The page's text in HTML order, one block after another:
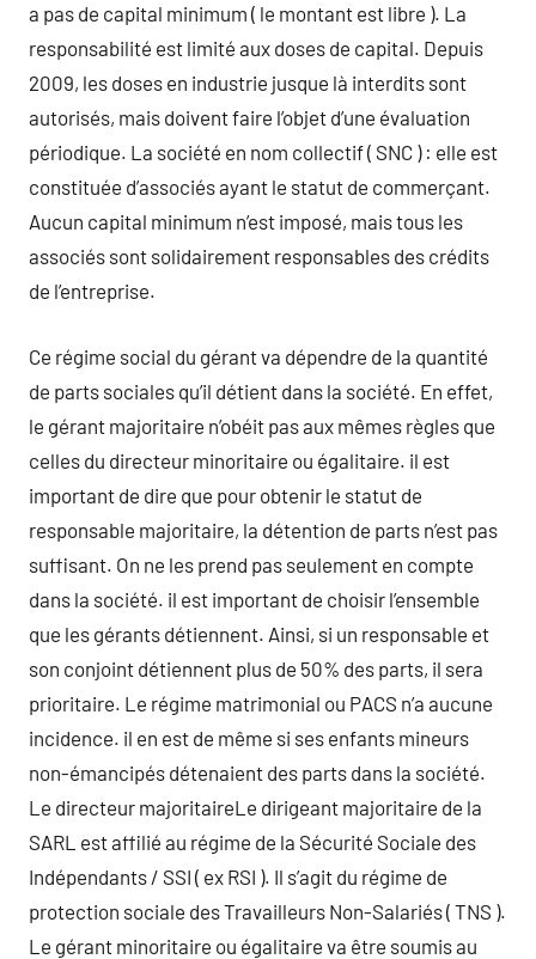
a pas de capital minimum ( le montant est libre ). La
responsabilité est limité aux doses de capital. Depuis
2009, les doses en industrie jusque là interdits sont
autorisés, mais doivent faire l’objet d’une évaluation
périodique. La société en nom collectif ( SNC ) : elle est
constituée d’associés ayant le statut de commerçant.
Aucun capital minimum n’est imposé, mais tous les
associés sont solidairement responsables des crédits
de l’entreprise.
Ce régime social du gérant va dépendre de la quantité
de parts sociales qu’il détient dans la société. En effet,
le gérant majoritaire n’obéit pas aux mêmes règles que
celles du directeur minoritaire ou égalitaire. il est
important de dire que pour obtenir le statut de
responsable majoritaire, la détention de parts n’est pas
suffisant. On ne les prend pas seulement en compte
dans la société. il est important de choisir l’ensemble
que les gérants détiennent. Ainsi, si un responsable et
son conjoint détiennent plus de 50% des parts, il sera
prioritaire. Le régime matrimonial ou PACS n’a aucune
incidence. il en est de même si ses enfants mineurs
non-émancipés détenaient des parts dans la société.
Le directeur majoritaireLe dirigeant majoritaire de la
SARL est affilié au régime de la Sécurité Sociale des
Indépendants / SSI ( ex RSI ). Il s’agit du régime de
protection sociale des Travailleurs Non-Salariés ( TNS ).
Le gérant minoritaire ou égalitaire va être soumis au